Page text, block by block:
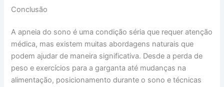
Conclusão
A apneia do sono é uma condição séria que requer atenção
médica, mas existem muitas abordagens naturais que
podem ajudar de maneira significativa. Desde a perda de
peso e exercícios para a garganta até mudanças na
alimentação, posicionamento durante o sono e técnicas